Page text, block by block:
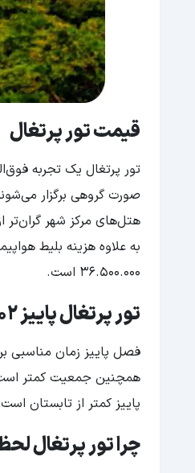
قیمت تور پرتغال
تور پرتغال یک تجربه
صورت گروهی برگزار
36.500.000 است.
تور پرتغال پاییز 1402
فصل پاییز زمان مناسبی
همچنین جمعیت کمتر است،
پاییز کمتر از تابستان
چرا تور پرتغال